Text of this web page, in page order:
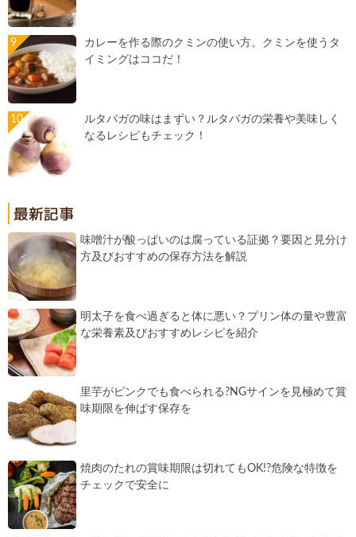
カレーを作る際のクミンの使い方。クミンを使うタ
イミングはココだ！
ルタバガの味はまずい？ルタバガの栄養や美味しく
なるレシピもチェック！
味噌汁が酸っぱいのは腐っている証拠？要因と見分け
方及びおすすめの保存方法を解説
明太子を食べ過ぎると体に悪い？プリン体の量や豊富
な栄養素及びおすすめレシピを紹介
里芋がピンクでも食べられる?NGサインを見極めて賞
味期限を伸ばす保存を
焼肉のたれの賞味期限は切れてもOK!?危険な特徴を
チェックで安全に